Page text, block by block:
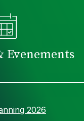
Evenements
2026